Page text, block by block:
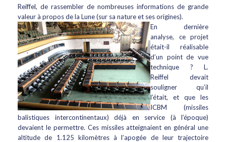
Reiffel, de rassembler de nombreuses informations de grande
valeur à propos de la Lune (sur sa nature et ses origines).
En dernière
analyse, ce projet
était-il réalisable
d’un point de vue
technique ? L.
Reiffel devait
souligner qu’il
l’était, et que les
ICBM (missiles
balistiques intercontinentaux) déjà en service (à l’époque)
devaient le permettre. Ces missiles atteignaient en général une
altitude de 1.125 kilomètres à l’apogée de leur trajectoire